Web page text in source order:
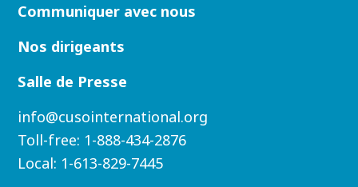
Communiquer avec nous
Nos dirigeants
Salle de Presse
info@cusointernational.org
Toll-free: 1-888-434-2876
Local: 1-613-829-7445